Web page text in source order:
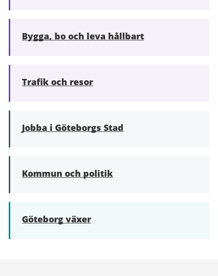
Bygga, bo och leva hållbart
Trafik och resor
Jobba i Göteborgs Stad
Kommun och politik
Göteborg växer